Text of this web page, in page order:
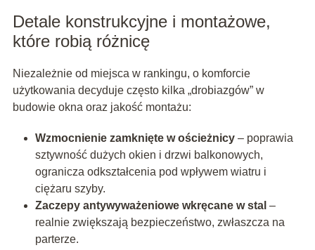
Detale konstrukcyjne i montażowe,
które robią różnicę
Niezależnie od miejsca w rankingu, o komforcie
użytkowania decyduje często kilka „drobiazgów” w
budowie okna oraz jakość montażu:
Wzmocnienie zamknięte w ościeżnicy– poprawia
sztywność dużych okien i drzwi balkonowych,
ogranicza odkształcenia pod wpływem wiatru i
ciężaru szyby.
Zaczepy antywyważeniowe wkręcane w stal –
realnie zwiększają bezpieczeństwo, zwłaszcza na
parterze.